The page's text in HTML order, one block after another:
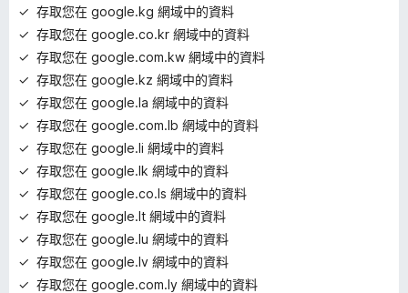
存取您在 google.kg 網域中的資料
存取您在 google.co.kr 網域中的資料
存取您在 google.com.kw 網域中的資料
存取您在 google.kz 網域中的資料
存取您在 google.la 網域中的資料
存取您在 google.com.lb 網域中的資料
存取您在 google.li 網域中的資料
存取您在 google.lk 網域中的資料
存取您在 google.co.ls 網域中的資料
存取您在 google.lt 網域中的資料
存取您在 google.lu 網域中的資料
存取您在 google.lv 網域中的資料
存取您在 google.com.ly 網域中的資料